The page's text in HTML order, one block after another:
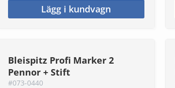
Lägg i kundvagn
Bleispitz Profi Marker 2
Pennor + Stift
#073-0440